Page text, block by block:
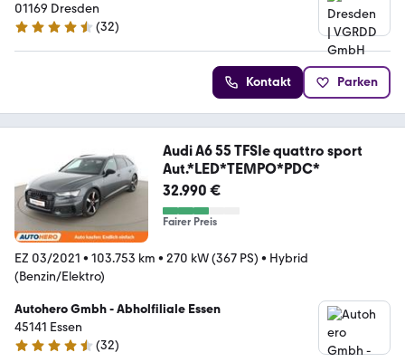
01169 Dresden
4.6 Sterne
(32)
Kontakt Parken
Audi A6 55 TFSIe quattro sport
Aut.*LED*TEMPO*PDC*
32.990 €
Fairer Preis
EZ 03/2021 • 103.753 km • 270 kW (367 PS) • Hybrid
(Benzin/Elektro)
Autohero Gmbh - Abholfiliale Essen
45141 Essen
4.7 Sterne
(32)